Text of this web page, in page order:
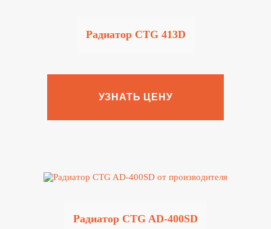
Радиатор CTG 413D
УЗНАТЬ ЦЕНУ
Радиатор CTG AD-400SD